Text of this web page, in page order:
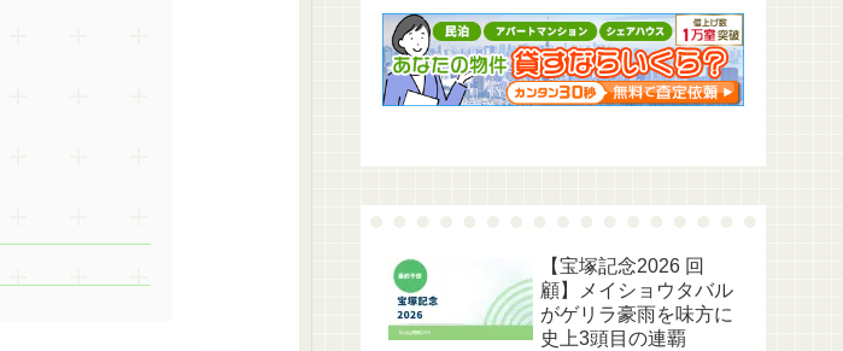
【宝塚記念2026 回
顧】メイショウタバル
がゲリラ豪雨を味方に
史上3頭目の連覇